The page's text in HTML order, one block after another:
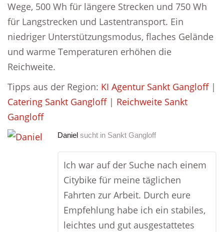
Wege, 500 Wh für längere Strecken und 750 Wh
für Langstrecken und Lastentransport. Ein
niedriger Unterstützungsmodus, flaches Gelände
und warme Temperaturen erhöhen die
Reichweite.
Tipps aus der Region: KI Agentur Sankt Gangloff|
Catering Sankt Gangloff| Reichweite Sankt
Gangloff
Daniel sucht in Sankt Gangloff
Ich war auf der Suche nach einem
Citybike für meine täglichen
Fahrten zur Arbeit. Durch eure
Empfehlung habe ich ein stabiles,
leichtes und gut ausgestattetes